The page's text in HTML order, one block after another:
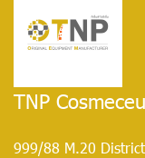
TNP
999/88 M.20